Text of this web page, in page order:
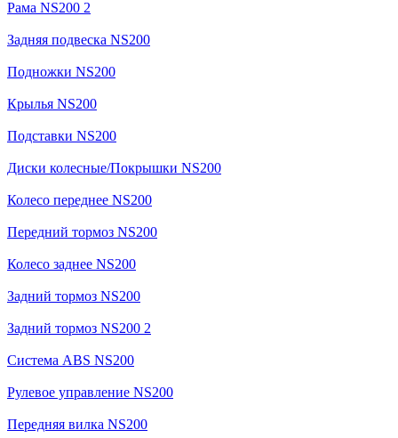
Рама NS200 2
Задняя подвеска NS200
Подножки NS200
Крылья NS200
Подставки NS200
Диски колесные/Покрышки NS200
Колесо переднее NS200
Передний тормоз NS200
Колесо заднее NS200
Задний тормоз NS200
Задний тормоз NS200 2
Система ABS NS200
Рулевое управление NS200
Передняя вилка NS200